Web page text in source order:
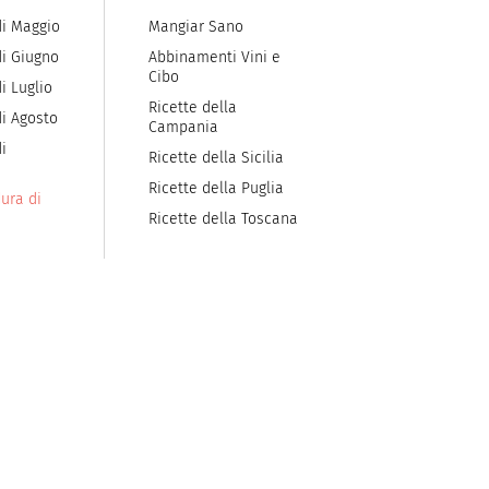
Maggio
Giugno
Luglio
Agosto
di
Mangiar Sano
Abbinamenti Vini e
Cibo
Ricette della
Campania
Ricette della Sicilia
Ricette della Puglia
Ricette della Toscana